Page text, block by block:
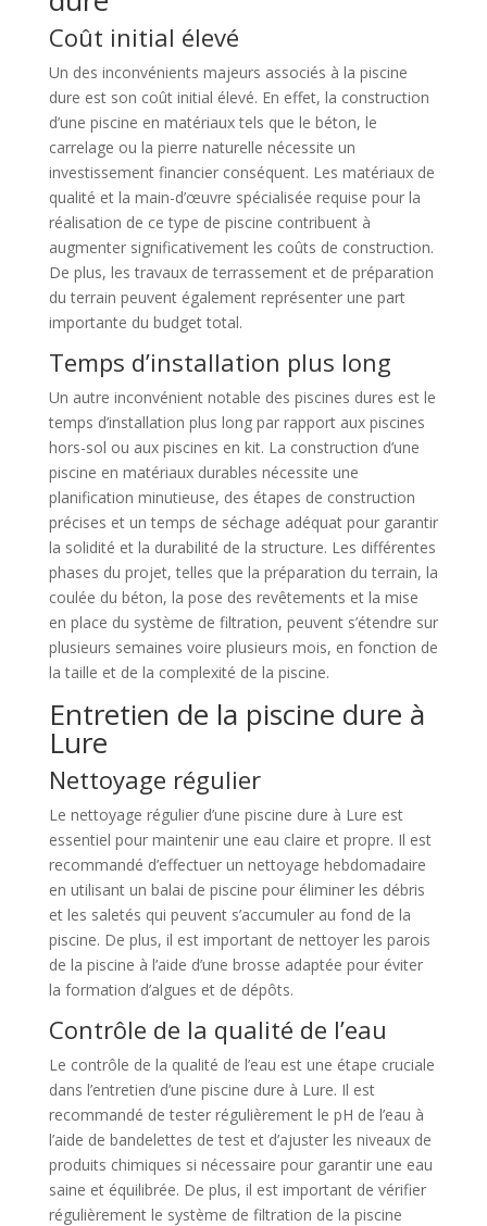
Coût initial élevé
Un des inconvénients majeurs associés à la piscine
dure est son coût initial élevé. En effet, la construction
d’une piscine en matériaux tels que le béton, le
carrelage ou la pierre naturelle nécessite un
investissement financier conséquent. Les matériaux de
qualité et la main-d’œuvre spécialisée requise pour la
réalisation de ce type de piscine contribuent à
augmenter significativement les coûts de construction.
De plus, les travaux de terrassement et de préparation
du terrain peuvent également représenter une part
importante du budget total.
Temps d’installation plus long
Un autre inconvénient notable des piscines dures est le
temps d’installation plus long par rapport aux piscines
hors-sol ou aux piscines en kit. La construction d’une
piscine en matériaux durables nécessite une
planification minutieuse, des étapes de construction
précises et un temps de séchage adéquat pour garantir
la solidité et la durabilité de la structure. Les différentes
phases du projet, telles que la préparation du terrain, la
coulée du béton, la pose des revêtements et la mise
en place du système de filtration, peuvent s’étendre sur
plusieurs semaines voire plusieurs mois, en fonction de
la taille et de la complexité de la piscine.
Entretien de la piscine dure à
Lure
Nettoyage régulier
Le nettoyage régulier d’une piscine dure à Lure est
essentiel pour maintenir une eau claire et propre. Il est
recommandé d’effectuer un nettoyage hebdomadaire
en utilisant un balai de piscine pour éliminer les débris
et les saletés qui peuvent s’accumuler au fond de la
piscine. De plus, il est important de nettoyer les parois
de la piscine à l’aide d’une brosse adaptée pour éviter
la formation d’algues et de dépôts.
Contrôle de la qualité de l’eau
Le contrôle de la qualité de l’eau est une étape cruciale
dans l’entretien d’une piscine dure à Lure. Il est
recommandé de tester régulièrement le pH de l’eau à
l’aide de bandelettes de test et d’ajuster les niveaux de
produits chimiques si nécessaire pour garantir une eau
saine et équilibrée. De plus, il est important de vérifier
régulièrement le système de filtration de la piscine